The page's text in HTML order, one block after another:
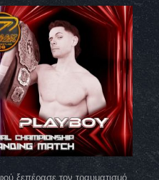
ξεπέρασε τον τραυματισμό